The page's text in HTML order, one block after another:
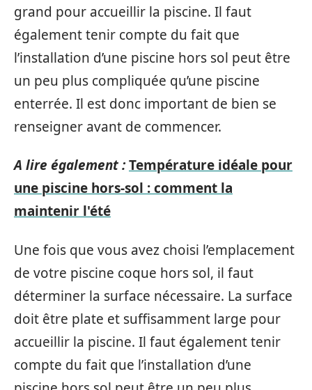
grand pour accueillir la piscine. Il faut
également tenir compte du fait que
l’installation d’une piscine hors sol peut être
un peu plus compliquée qu’une piscine
enterrée. Il est donc important de bien se
renseigner avant de commencer.
A lire également :Température idéale pour
une piscine hors-sol : comment la
maintenir l'été
Une fois que vous avez choisi l’emplacement
de votre piscine coque hors sol, il faut
déterminer la surface nécessaire. La surface
doit être plate et suffisamment large pour
accueillir la piscine. Il faut également tenir
compte du fait que l’installation d’une